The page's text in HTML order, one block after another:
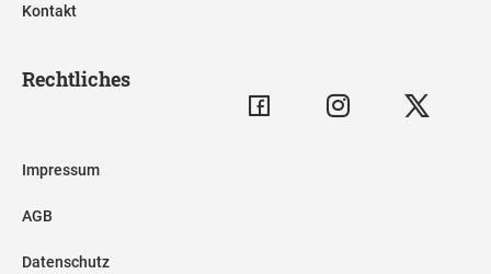
Kontakt
Rechtliches
Impressum
AGB
Datenschutz